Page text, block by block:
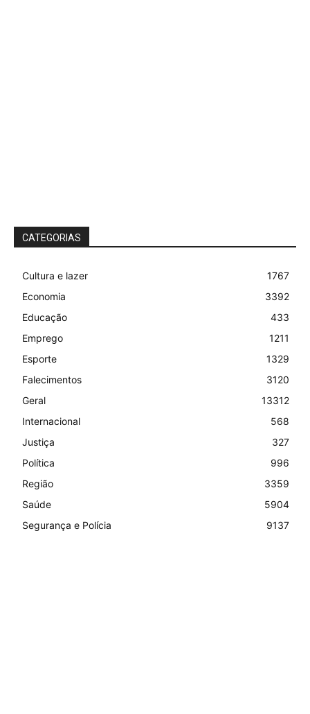
CATEGORIAS
Cultura e lazer
1767
Economia
3392
Educação
433
Emprego
1211
Esporte
1329
Falecimentos
3120
Geral
13312
Internacional
568
Justiça
327
Política
996
Região
3359
Saúde
5904
Segurança e Polícia
9137